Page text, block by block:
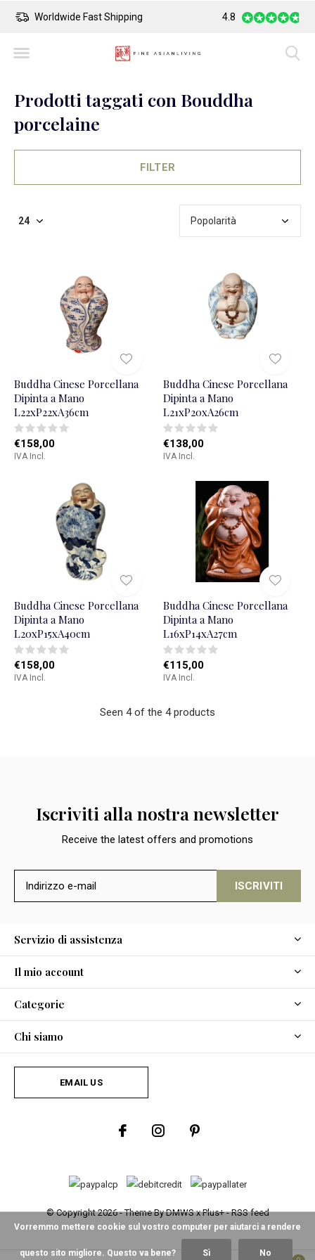
Worldwide Fast Shipping Safe Payment
4.8
Prodotti taggati con Bouddha
porcelaine
FILTER
Buddha Cinese Porcellana
Dipinta a Mano
L22xP22xA36cm
€158,00
IVA Incl.
Buddha Cinese Porcellana
Dipinta a Mano
L21xP20xA26cm
€138,00
IVA Incl.
Buddha Cinese Porcellana
Dipinta a Mano
L20xP15xA40cm
€158,00
IVA Incl.
Buddha Cinese Porcellana
Dipinta a Mano
L16xP14xA27cm
€115,00
IVA Incl.
Seen 4 of the 4 products
Iscriviti alla nostra newsletter
Receive the latest offers and promotions
ISCRIVITI
Servizio di assistenza
Il mio account
Categorie
Chi siamo
EMAIL US
© Copyright2026- Theme ByDMWSxPlus+-RSS feed
Vorremmo mettere cookie sul vostro computer per aiutarci a rendere
questo sito migliore. Questo va bene? Sì No